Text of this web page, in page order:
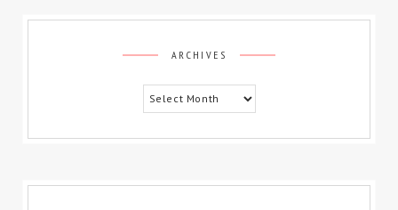
ARCHIVES Archives